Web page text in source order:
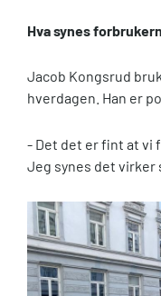
Hva synes
Jacob Kongsrud
hverdagen. Han er
- Det det er fint at vi
Jeg synes det virker